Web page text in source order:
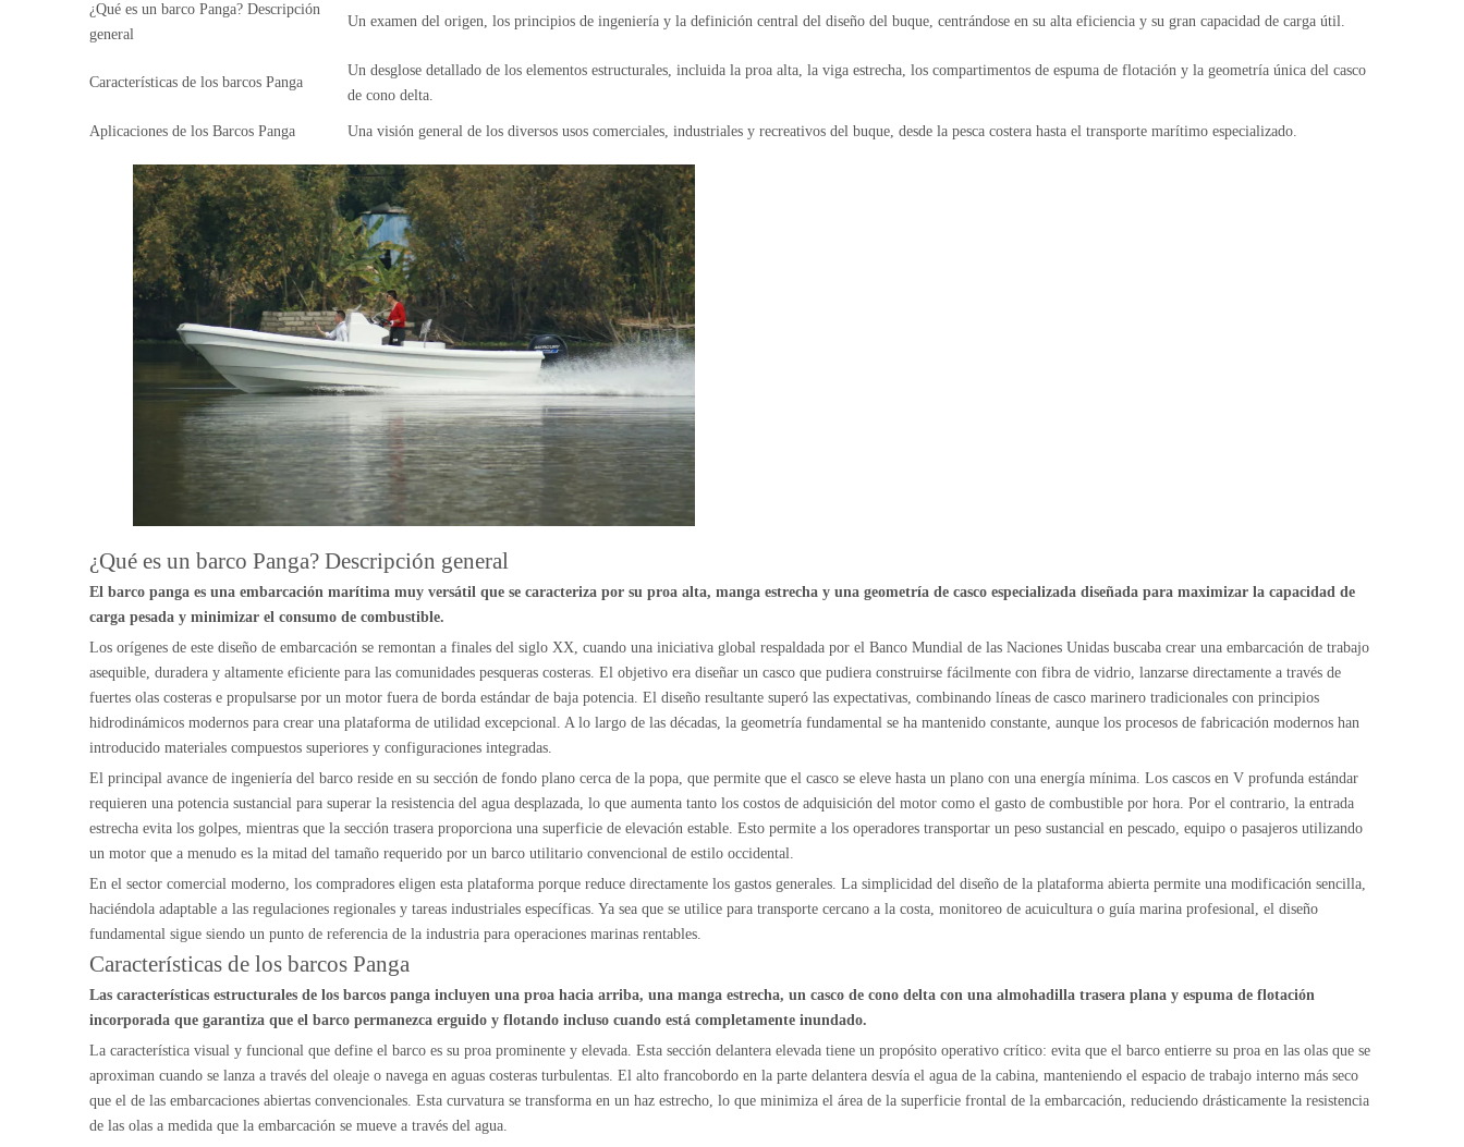
¿Qué es un barco Panga? Descripción
general
Un examen del origen, los principios de ingeniería y la definición central del diseño del buque, centrándose en su alta eficiencia y su gran capacidad de carga útil.
Características de los barcos Panga
Un desglose detallado de los elementos estructurales, incluida la proa alta, la viga estrecha, los compartimentos de espuma de flotación y la geometría única del casco
de cono delta.
Aplicaciones de los Barcos Panga Una visión general de los diversos usos comerciales, industriales y recreativos del buque, desde la pesca costera hasta el transporte marítimo especializado.
¿Qué es un barco Panga? Descripción general
El barco panga es una embarcación marítima muy versátil que se caracteriza por su proa alta, manga estrecha y una geometría de casco especializada diseñada para maximizar la capacidad de
carga pesada y minimizar el consumo de combustible.
Los orígenes de este diseño de embarcación se remontan a finales del siglo XX, cuando una iniciativa global respaldada por el Banco Mundial de las Naciones Unidas buscaba crear una embarcación de trabajo
asequible, duradera y altamente eficiente para las comunidades pesqueras costeras. El objetivo era diseñar un casco que pudiera construirse fácilmente con fibra de vidrio, lanzarse directamente a través de
fuertes olas costeras e propulsarse por un motor fuera de borda estándar de baja potencia. El diseño resultante superó las expectativas, combinando líneas de casco marinero tradicionales con principios
hidrodinámicos modernos para crear una plataforma de utilidad excepcional. A lo largo de las décadas, la geometría fundamental se ha mantenido constante, aunque los procesos de fabricación modernos han
introducido materiales compuestos superiores y configuraciones integradas.
El principal avance de ingeniería del barco reside en su sección de fondo plano cerca de la popa, que permite que el casco se eleve hasta un plano con una energía mínima. Los cascos en V profunda estándar
requieren una potencia sustancial para superar la resistencia del agua desplazada, lo que aumenta tanto los costos de adquisición del motor como el gasto de combustible por hora. Por el contrario, la entrada
estrecha evita los golpes, mientras que la sección trasera proporciona una superficie de elevación estable. Esto permite a los operadores transportar un peso sustancial en pescado, equipo o pasajeros utilizando
un motor que a menudo es la mitad del tamaño requerido por un barco utilitario convencional de estilo occidental.
En el sector comercial moderno, los compradores eligen esta plataforma porque reduce directamente los gastos generales. La simplicidad del diseño de la plataforma abierta permite una modificación sencilla,
haciéndola adaptable a las regulaciones regionales y tareas industriales específicas. Ya sea que se utilice para transporte cercano a la costa, monitoreo de acuicultura o guía marina profesional, el diseño
fundamental sigue siendo un punto de referencia de la industria para operaciones marinas rentables.
Características de los barcos Panga
Las características estructurales de los barcos panga incluyen una proa hacia arriba, una manga estrecha, un casco de cono delta con una almohadilla trasera plana y espuma de flotación
incorporada que garantiza que el barco permanezca erguido y flotando incluso cuando está completamente inundado.
La característica visual y funcional que define el barco es su proa prominente y elevada. Esta sección delantera elevada tiene un propósito operativo crítico: evita que el barco entierre su proa en las olas que se
aproximan cuando se lanza a través del oleaje o navega en aguas costeras turbulentas. El alto francobordo en la parte delantera desvía el agua de la cabina, manteniendo el espacio de trabajo interno más seco
que el de las embarcaciones abiertas convencionales. Esta curvatura se transforma en un haz estrecho, lo que minimiza el área de la superficie frontal de la embarcación, reduciendo drásticamente la resistencia
de las olas a medida que la embarcación se mueve a través del agua.